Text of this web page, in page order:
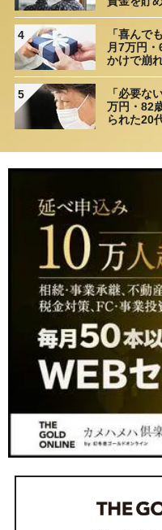
4
「喜んで
月7万円
かけで崩
5
「必要な
万円・82
られた20